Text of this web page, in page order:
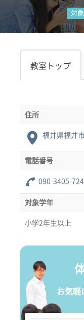
対
教室トップ
住所
福井県福井
電話番号
090-3405-
対象学年
小学2年生以上
お気軽